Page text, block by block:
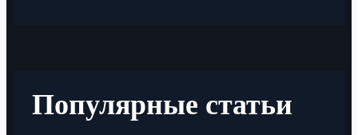
Популярные статьи